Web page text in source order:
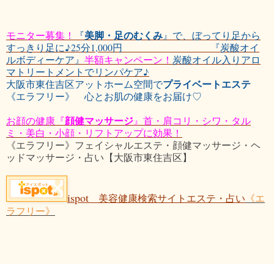
モニター募集！ 『美脚・足のむくみ』で、ぼってり足から
すっきり足に♪25分1,000円 『炭酸オイ
ルボディーケア』 半額キャンペーン！ 炭酸オイル入りアロ
マトリートメントでリンパケア♪
大阪市東住吉区アットホーム空間でプライベートエステ
《エラフリー》 心とお肌の健康をお届け♡
お顔の健康『顔健マッサージ』首・肩コリ・シワ・タル
ミ・美白・小顔・リフトアップに効果！
《エラフリー》フェイシャルエステ・顔健マッサージ・ヘ
ッドマッサージ・占い【大阪市東住吉区】
ispot 美容健康検索サイトエステ・占い 《エ
ラフリー》